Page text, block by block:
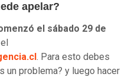
apelar?
el sábado 29 de
. Para esto debes
un problema? y luego hacer